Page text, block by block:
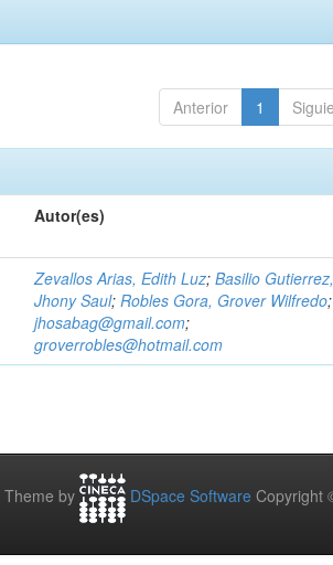
Anterior 1
Autor(es)
Zevallos Arias, Edith Luz;Basilio Gutierrez,
Jhony Saul;Robles Gora, Grover Wilfredo;
jhosabag@gmail.com;
groverrobles@hotmail.com
Theme by DSpace Software Copyright